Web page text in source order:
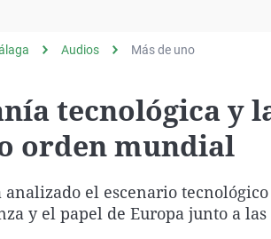
Navarra
Audios Más de uno
tecnológica y
orden mundial
analizado el escenario
y el papel de Europa junto a